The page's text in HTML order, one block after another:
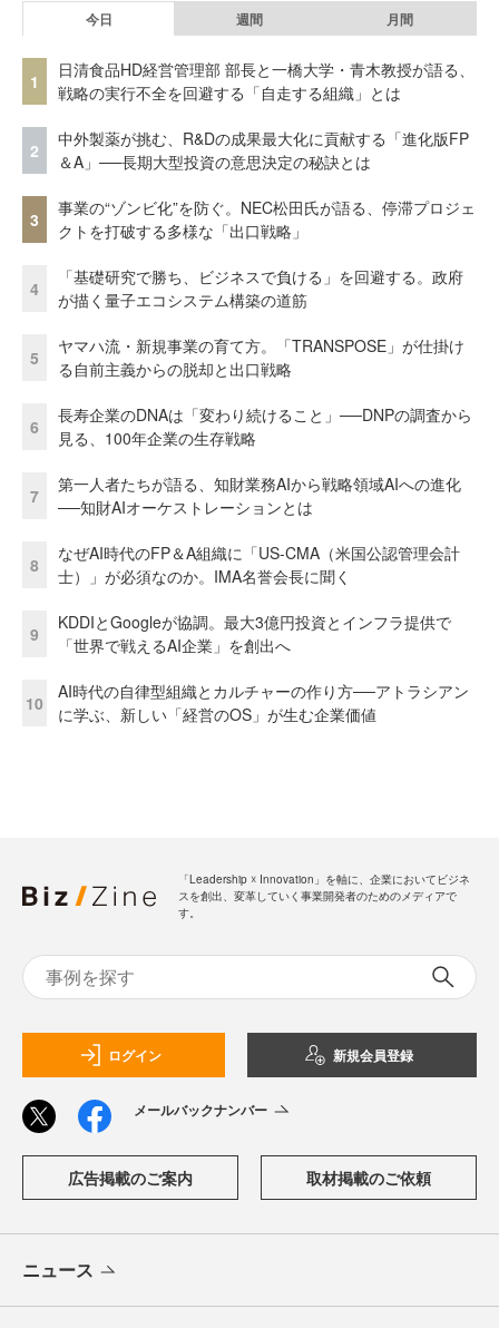
今日 週間 月間
1
日清食品HD経営管理部 部長と一橋大学・青木教授が語る、
戦略の実行不全を回避する「自走する組織」とは
2
中外製薬が挑む、R&Dの成果最大化に貢献する「進化版FP
＆A」──長期大型投資の意思決定の秘訣とは
3
事業の“ゾンビ化”を防ぐ。NEC松田氏が語る、停滞プロジェ
クトを打破する多様な「出口戦略」
4
「基礎研究で勝ち、ビジネスで負ける」を回避する。政府
が描く量子エコシステム構築の道筋
5
ヤマハ流・新規事業の育て方。「TRANSPOSE」が仕掛け
る自前主義からの脱却と出口戦略
6
長寿企業のDNAは「変わり続けること」──DNPの調査から
見る、100年企業の生存戦略
7
第一人者たちが語る、知財業務AIから戦略領域AIへの進化
──知財AIオーケストレーションとは
8
なぜAI時代のFP＆A組織に「US-CMA（米国公認管理会計
士）」が必須なのか。IMA名誉会長に聞く
9
KDDIとGoogleが協調。最大3億円投資とインフラ提供で
「世界で戦えるAI企業」を創出へ
10
AI時代の自律型組織とカルチャーの作り方──アトラシアン
に学ぶ、新しい「経営のOS」が生む企業価値
「Leadership ☓ Innovation」を軸に、企業においてビジネ
スを創出、変革していく事業開発者のためのメディアで
す。
ログイン 新規会員登録
メールバックナンバー
広告掲載のご案内 取材掲載のご依頼
ニュース